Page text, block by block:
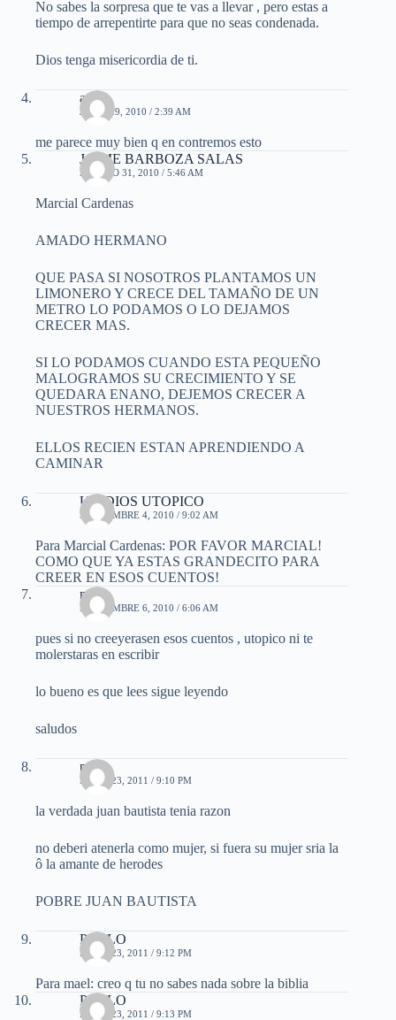
No sabes la sorpresa que te vas a llevar , pero estas a
tiempo de arrepentirte para que no seas condenada.
Dios tenga misericordia de ti.
angie
JULIO 29, 2010 / 2:39 AM
me parece muy bien q en contremos esto
JAIME BARBOZA SALAS
AGOSTO 31, 2010 / 5:46 AM
Marcial Cardenas
AMADO HERMANO
QUE PASA SI NOSOTROS PLANTAMOS UN
LIMONERO Y CRECE DEL TAMAÑO DE UN
METRO LO PODAMOS O LO DEJAMOS
CRECER MAS.
SI LO PODAMOS CUANDO ESTA PEQUEÑO
MALOGRAMOS SU CRECIMIENTO Y SE
QUEDARA ENANO, DEJEMOS CRECER A
NUESTROS HERMANOS.
ELLOS RECIEN ESTAN APRENDIENDO A
CAMINAR
UN DIOS UTOPICO
SEPTIEMBRE 4, 2010 / 9:02 AM
Para Marcial Cardenas: POR FAVOR MARCIAL!
COMO QUE YA ESTAS GRANDECITO PARA
CREER EN ESOS CUENTOS!
mael
SEPTIEMBRE 6, 2010 / 6:06 AM
pues si no creeyerasen esos cuentos , utopico ni te
molerstaras en escribir
lo bueno es que lees sigue leyendo
saludos
pablo
MAYO 23, 2011 / 9:10 PM
la verdada juan bautista tenia razon
no deberi atenerla como mujer, si fuera su mujer sria la
ô la amante de herodes
POBRE JUAN BAUTISTA
PABLO
MAYO 23, 2011 / 9:12 PM
Para mael: creo q tu no sabes nada sobre la biblia
PABLO
MAYO 23, 2011 / 9:13 PM